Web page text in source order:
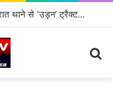
SINGRAULI NEWS: थाना या रेतखाना? आधी रात थाने से ‘उड़न’ ट्रैक्टर, जियावन पुलिस के पहरे में माफिया पास रेत माफिया के आगे नतमस्तक सिस्टम, सुशासन की पोल खोलती जियावन थाने की सनसनीखेज कहानी